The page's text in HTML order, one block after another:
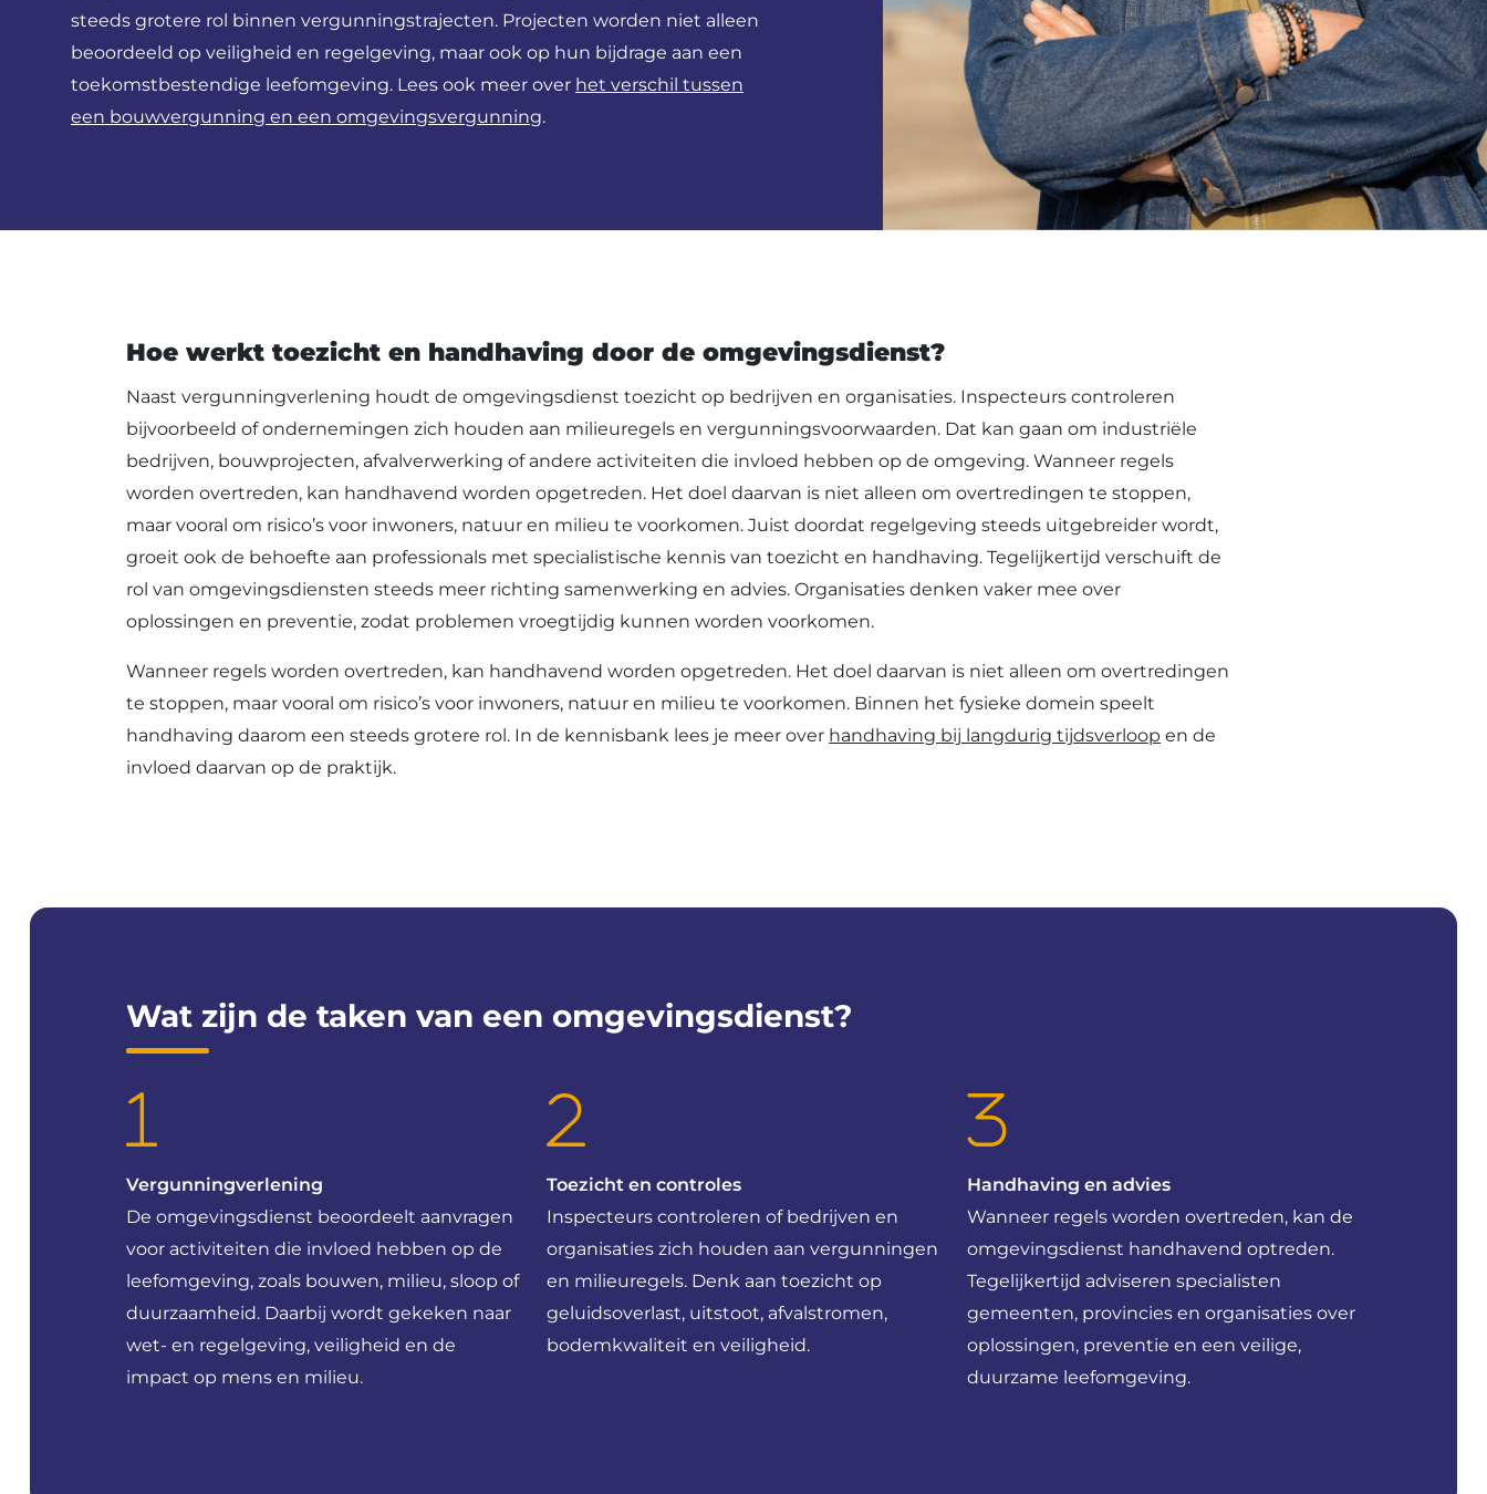
steeds grotere rol binnen vergunningstrajecten. Projecten worden niet alleen
beoordeeld op veiligheid en regelgeving, maar ook op hun bijdrage aan een
toekomstbestendige leefomgeving. Lees ook meer over het verschil tussen
een bouwvergunning en een omgevingsvergunning.
Hoe werkt toezicht en handhaving door de omgevingsdienst?
Naast vergunningverlening houdt de omgevingsdienst toezicht op bedrijven en organisaties. Inspecteurs controleren
bijvoorbeeld of ondernemingen zich houden aan milieuregels en vergunningsvoorwaarden. Dat kan gaan om industriële
bedrijven, bouwprojecten, afvalverwerking of andere activiteiten die invloed hebben op de omgeving. Wanneer regels
worden overtreden, kan handhavend worden opgetreden. Het doel daarvan is niet alleen om overtredingen te stoppen,
maar vooral om risico’s voor inwoners, natuur en milieu te voorkomen. Juist doordat regelgeving steeds uitgebreider wordt,
groeit ook de behoefte aan professionals met specialistische kennis van toezicht en handhaving. Tegelijkertijd verschuift de
rol van omgevingsdiensten steeds meer richting samenwerking en advies. Organisaties denken vaker mee over
oplossingen en preventie, zodat problemen vroegtijdig kunnen worden voorkomen.
Wanneer regels worden overtreden, kan handhavend worden opgetreden. Het doel daarvan is niet alleen om overtredingen
te stoppen, maar vooral om risico’s voor inwoners, natuur en milieu te voorkomen. Binnen het fysieke domein speelt
handhaving daarom een steeds grotere rol. In de kennisbank lees je meer over handhaving bij langdurig tijdsverloop en de
invloed daarvan op de praktijk.
Wat zijn de taken van een omgevingsdienst?
Vergunningverlening
De omgevingsdienst beoordeelt aanvragen
voor activiteiten die invloed hebben op de
leefomgeving, zoals bouwen, milieu, sloop of
duurzaamheid. Daarbij wordt gekeken naar
wet- en regelgeving, veiligheid en de
impact op mens en milieu.
Toezicht en controles
Inspecteurs controleren of bedrijven en
organisaties zich houden aan vergunningen
en milieuregels. Denk aan toezicht op
geluidsoverlast, uitstoot, afvalstromen,
bodemkwaliteit en veiligheid.
Handhaving en advies
Wanneer regels worden overtreden, kan de
omgevingsdienst handhavend optreden.
Tegelijkertijd adviseren specialisten
gemeenten, provincies en organisaties over
oplossingen, preventie en een veilige,
duurzame leefomgeving.